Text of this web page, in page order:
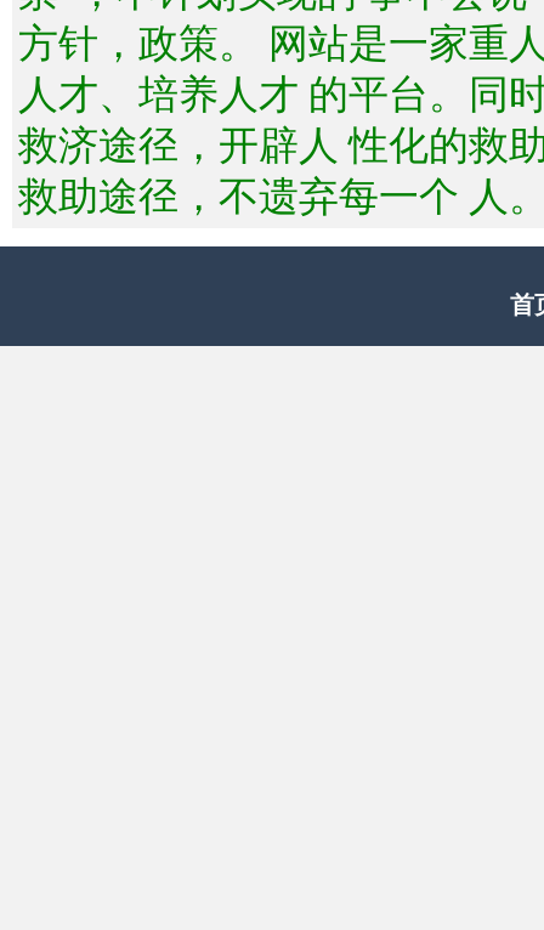
方针，政策。 网站是一家重
人才、培养人才 的平台。同
救济途径，开辟人 性化的救
救助途径，不遗弃每一个 人
首